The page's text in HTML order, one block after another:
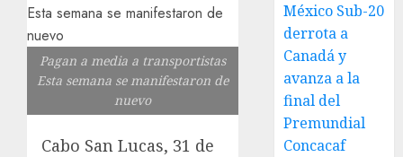
Pagan a media a transportistas
Esta semana se manifestaron de
nuevo
Cabo San Lucas, 31 de
México Sub-20
derrota a
Canadá y
avanza a la
final del
Premundial
Concacaf